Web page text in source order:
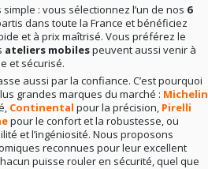
simple : vous sélectionnez l’un de nos 6
dans toute la France et bénéficiez
et à prix maîtrisé. Vous préférez le
ateliers mobilespeuvent aussi venir à
et sécurisé.
aussi par la confiance. C’est pourquoi
grandes marques du marché : Michelin
Continental pour la précision, Pirelli
pour le confort et la robustesse, ou
et l’ingéniosité. Nous proposons
reconnues pour leur excellent
puisse rouler en sécurité, quel que